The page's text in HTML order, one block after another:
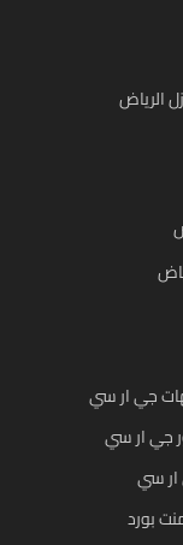
الرياض
جي ار سي
جي ار سي
سي
بورد